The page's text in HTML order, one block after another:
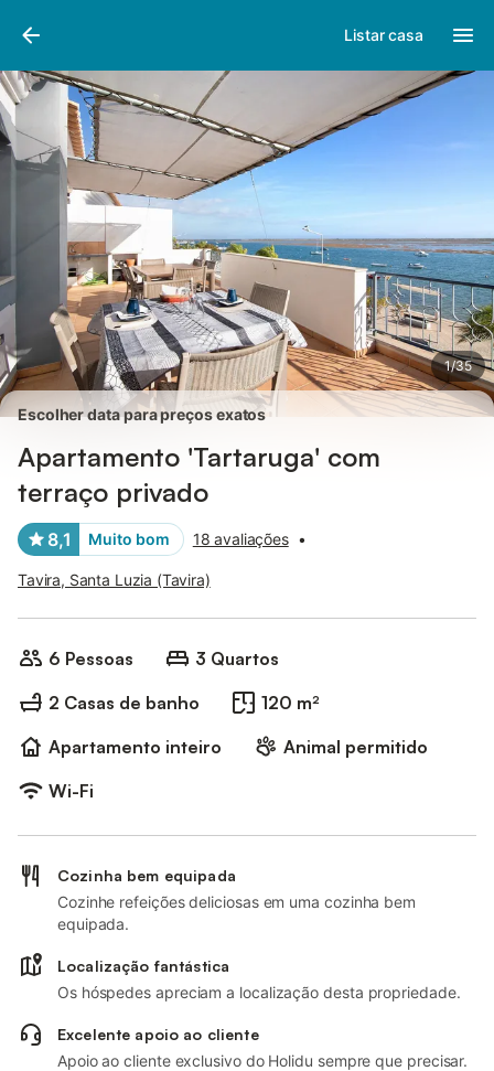
Listar casa
1/35
Fotos
Escolher data para preços exatos
Apartamento 'Tartaruga' com
terraço privado
8,1 Muito bom 18 avaliações •
Tavira, Santa Luzia (Tavira)
6 Pessoas
3 Quartos
2 Casas de banho
120 m²
Apartamento inteiro
Animal permitido
Wi-Fi
Cozinha bem equipada
Cozinhe refeições deliciosas em uma cozinha bem
equipada.
Localização fantástica
Os hóspedes apreciam a localização desta propriedade.
Excelente apoio ao cliente
Apoio ao cliente exclusivo do Holidu sempre que precisar.